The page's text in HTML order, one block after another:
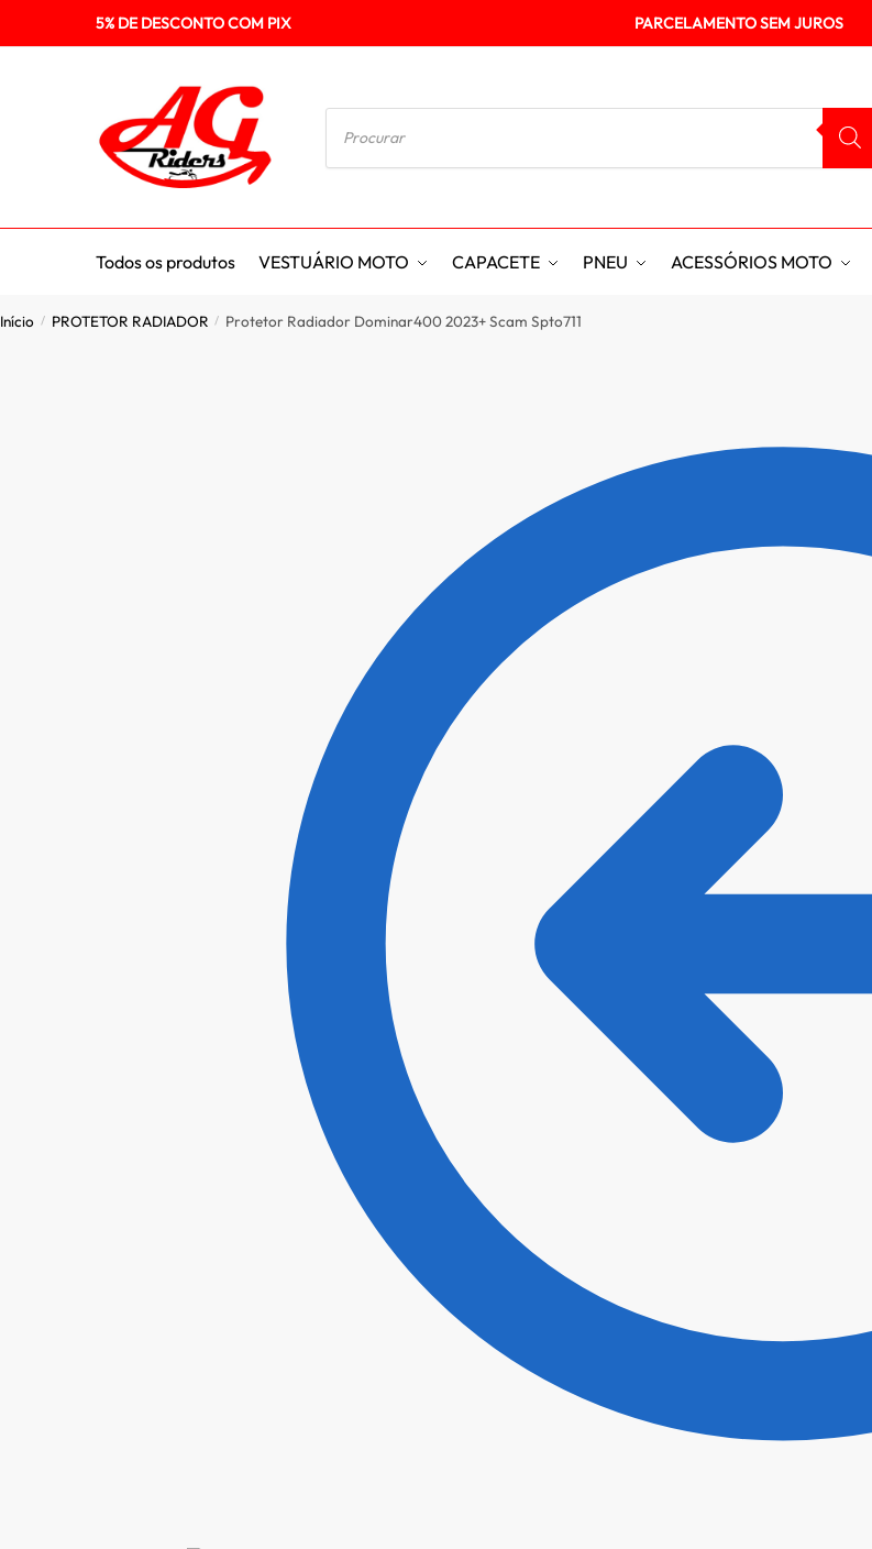
5% DE DESCONTO COM PIX PARCELAMENTO SEM JUROS
Todos os produtos VESTUÁRIO MOTO CAPACETE PNEU ACESSÓRIOS MOTO
Início / PROTETOR RADIADOR / Protetor Radiador Dominar400 2023+ Scam Spto711